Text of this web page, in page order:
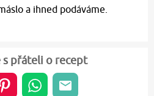
a ihned podáváme.
s přáteli o recept